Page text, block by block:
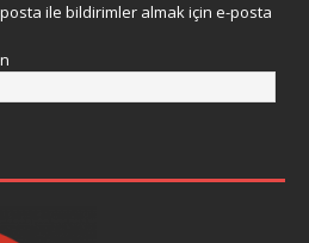
ile bildirimler almak için e-posta